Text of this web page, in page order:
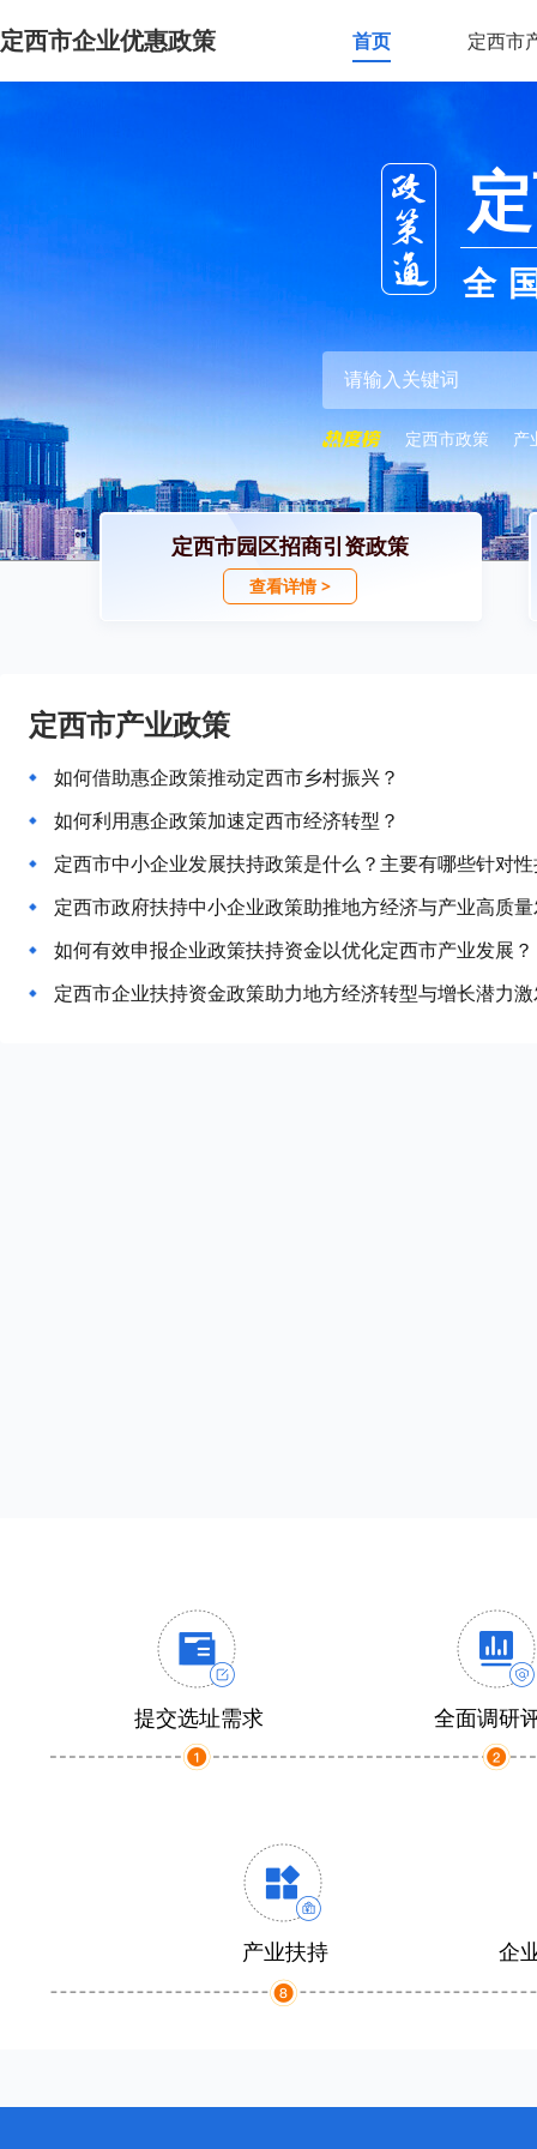
定西市企业优惠政策 首页 定西市
全
定西市政策 产
定西市园区招商引资政策
查看详情 >
定西市产业政策
如何借助惠企政策推动定西市乡村振兴？
如何利用惠企政策加速定西市经济转型？
定西市中小企业发展扶持政策是什么？主要有哪些针对
定西市政府扶持中小企业政策助推地方经济与产业高质
如何有效申报企业政策扶持资金以优化定西市产业发展？
定西市企业扶持资金政策助力地方经济转型与增长潜力
提交选址需求 全面调研
产业扶持 企